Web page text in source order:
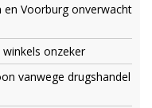
en Voorburg onverwacht
onzeker
vanwege drugshandel